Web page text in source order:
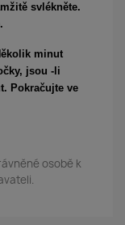
svlékněte.
minut
jsou -li
Pokračujte ve
osobě k